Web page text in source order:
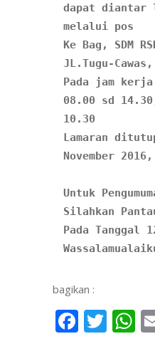
dapat diantar
melalui pos
Ke Bag, SDM
Pada jam
08.00 sd
10.30
Lamaran
November
Untuk
Silahkan
Pada Tanggal
bagikan :